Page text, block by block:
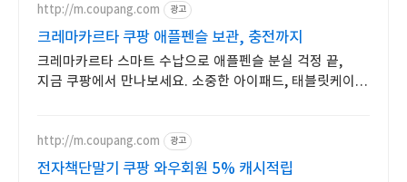
http://m.coupang.com 광고
크레마카르타 쿠팡 애플펜슬 보관, 충전까지
크레마카르타 스마트 수납으로 애플펜슬 분실 걱정 끝,
지금 쿠팡에서 만나보세요. 소중한 아이패드, 태블릿케이스
http://m.coupang.com 광고
전자책단말기 쿠팡 와우회원 5% 캐시적립